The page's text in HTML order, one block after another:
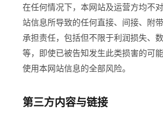
在任何情况下，本网站及运营方均不
站信息所导致的任何直接、间接、附
承担责任，包括但不限于利润损失、
等，即使已被告知发生此类损害的可
使用本网站信息的全部风险。
第三方内容与链接